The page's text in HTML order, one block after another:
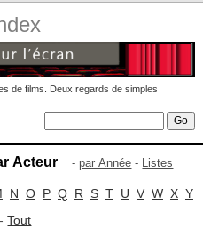
de films. Deux regards de simples
Acteur -par Année - Listes
N O P Q R S T U V W X Y
Tout